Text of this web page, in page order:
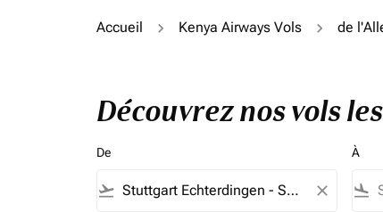
Accueil Kenya Airways Vols de
Découvrez nos vols
De
flight_takeoff close
À
flight_land